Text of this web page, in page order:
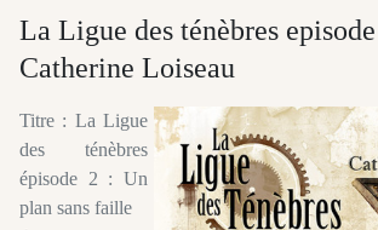
La Ligue des ténèbres
Catherine Loiseau
Titre : La Ligue
des ténèbres
épisode 2 : Un
plan sans faille